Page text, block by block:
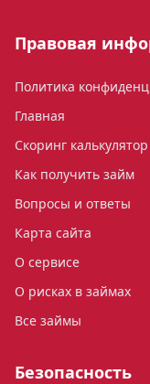
Правовая
Политика
Главная
Скоринг калькулятор
Как получить займ
Вопросы и ответы
Карта сайта
О сервисе
О рисках в займах
Все займы
Безопасность